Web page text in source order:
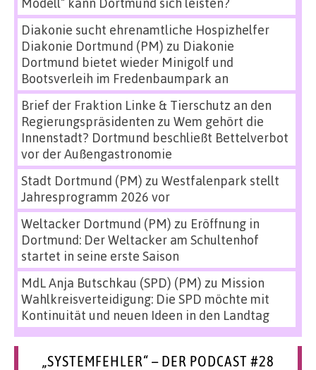
Diakonie sucht ehrenamtliche Hospizhelfer
Diakonie Dortmund (PM) zu Diakonie
Dortmund bietet wieder Minigolf und
Bootsverleih im Fredenbaumpark an
Brief der Fraktion Linke & Tierschutz an den
Regierungspräsidenten zu Wem gehört die
Innenstadt? Dortmund beschließt Bettelverbot
vor der Außengastronomie
Stadt Dortmund (PM) zu Westfalenpark stellt
Jahresprogramm 2026 vor
Weltacker Dortmund (PM) zu Eröffnung in
Dortmund: Der Weltacker am Schultenhof
startet in seine erste Saison
MdL Anja Butschkau (SPD) (PM) zu Mission
Wahlkreisverteidigung: Die SPD möchte mit
Kontinuität und neuen Ideen in den Landtag
„SYSTEMFEHLER“ – DER PODCAST #28